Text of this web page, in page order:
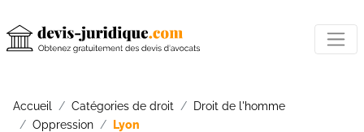
Accueil Catégories de droit
Droit de l'homme
Oppression
Lyon